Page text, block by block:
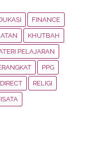
FINANCE
KHUTBAH
PELAJARAN
PPG
RELIGI